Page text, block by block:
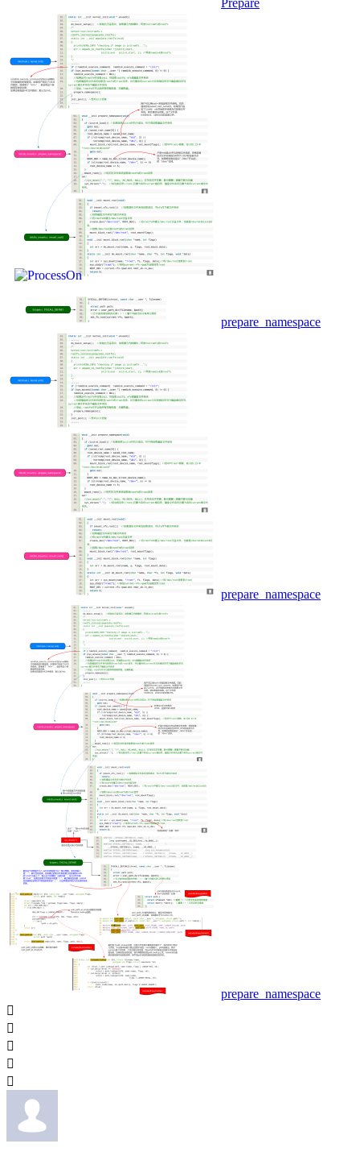
prepare_namespace
prepare_namespace
prepare_namespace




